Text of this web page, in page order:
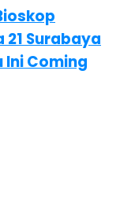
21 Surabaya
Ini Coming